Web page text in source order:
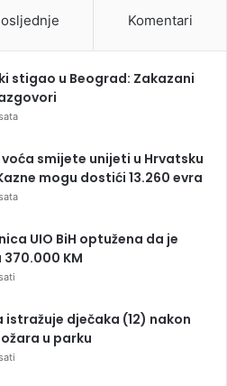
Komentari
stigao u Beograd: Zakazani
smijete unijeti u Hrvatsku
mogu dostići 13.260 evra
UIO BiH optužena da je
KM
istražuje dječaka (12) nakon
u parku